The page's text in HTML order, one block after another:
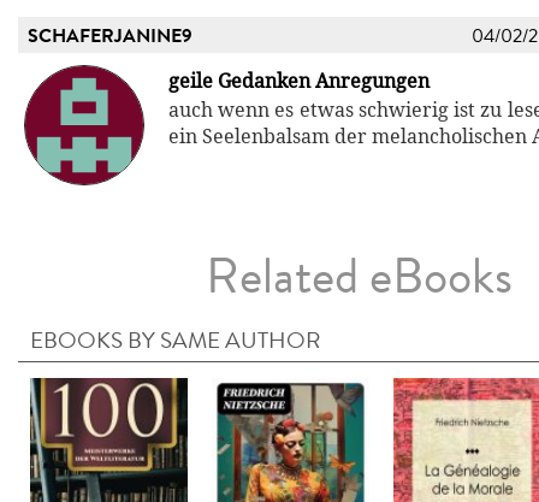
SCHAFERJANINE9 04/02/
geile Gedanken Anregungen
auch wenn es etwas schwierig ist zu
ein Seelenbalsam der melancholischen
Related eBooks
EBOOKS BY SAME AUTHOR